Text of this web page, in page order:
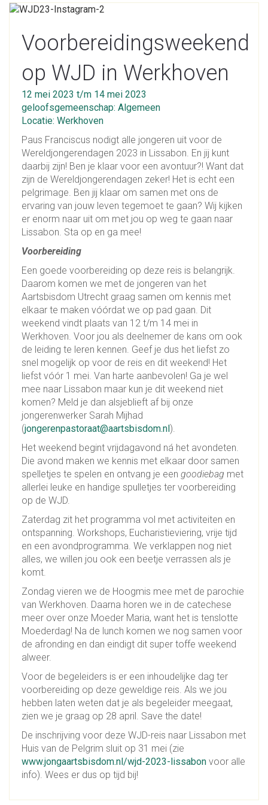
Voorbereidingsweekend
op WJD in Werkhoven
12 mei 2023 t/m 14 mei 2023
geloofsgemeenschap: Algemeen
Locatie: Werkhoven
Paus Franciscus nodigt alle jongeren uit voor de
Wereldjongerendagen 2023 in Lissabon. En jij kunt
daarbij zijn! Ben je klaar voor een avontuur?! Want dat
zijn de Wereldjongerendagen zeker! Het is echt een
pelgrimage. Ben jij klaar om samen met ons de
ervaring van jouw leven tegemoet te gaan? Wij kijken
er enorm naar uit om met jou op weg te gaan naar
Lissabon. Sta op en ga mee!
Voorbereiding
Een goede voorbereiding op deze reis is belangrijk.
Daarom komen we met de jongeren van het
Aartsbisdom Utrecht graag samen om kennis met
elkaar te maken vóórdat we op pad gaan. Dit
weekend vindt plaats van 12 t/m 14 mei in
Werkhoven. Voor jou als deelnemer de kans om ook
de leiding te leren kennen. Geef je dus het liefst zo
snel mogelijk op voor de reis en dit weekend! Het
liefst vóór 1 mei. Van harte aanbevolen! Ga je wel
mee naar Lissabon maar kun je dit weekend niet
komen? Meld je dan alsjeblieft af bij onze
jongerenwerker Sarah Mijhad
(jongerenpastoraat@aartsbisdom.nl).
Het weekend begint vrijdagavond ná het avondeten.
Die avond maken we kennis met elkaar door samen
spelletjes te spelen en ontvang je een goodiebag met
allerlei leuke en handige spulletjes ter voorbereiding
op de WJD.
Zaterdag zit het programma vol met activiteiten en
ontspanning. Workshops, Eucharistieviering, vrije tijd
en een avondprogramma. We verklappen nog niet
alles, we willen jou ook een beetje verrassen als je
komt.
Zondag vieren we de Hoogmis mee met de parochie
van Werkhoven. Daarna horen we in de catechese
meer over onze Moeder Maria, want het is tenslotte
Moederdag! Na de lunch komen we nog samen voor
de afronding en dan eindigt dit super toffe weekend
alweer.
Voor de begeleiders is er een inhoudelijke dag ter
voorbereiding op deze geweldige reis. Als we jou
hebben laten weten dat je als begeleider meegaat,
zien we je graag op 28 april. Save the date!
De inschrijving voor deze WJD-reis naar Lissabon met
Huis van de Pelgrim sluit op 31 mei (zie
www.jongaartsbisdom.nl/wjd-2023-lissabon voor alle
info). Wees er dus op tijd bij!